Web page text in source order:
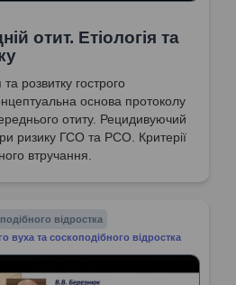
отит. Етіологія та
розвитку гострого
основа протоколу
отиту. Рецидивуючий
ризику ГСО та РСО. Критерії
втручання.
відростка
вуха та соскоподібного відростка